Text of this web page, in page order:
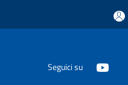
Seguici su